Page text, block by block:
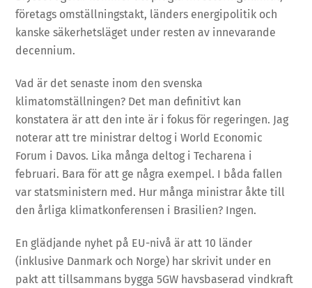
företags omställningstakt, länders energipolitik och
kanske säkerhetsläget under resten av innevarande
decennium.
Vad är det senaste inom den svenska
klimatomställningen? Det man definitivt kan
konstatera är att den inte är i fokus för regeringen. Jag
noterar att tre ministrar deltog i World Economic
Forum i Davos. Lika många deltog i Techarena i
februari. Bara för att ge några exempel. I båda fallen
var statsministern med. Hur många ministrar åkte till
den årliga klimatkonferensen i Brasilien? Ingen.
En glädjande nyhet på EU-nivå är att 10 länder
(inklusive Danmark och Norge) har skrivit under en
pakt att tillsammans bygga 5GW havsbaserad vindkraft